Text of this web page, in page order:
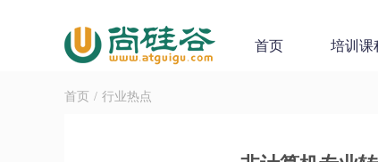
首页 培训课
首页 / 行业热点